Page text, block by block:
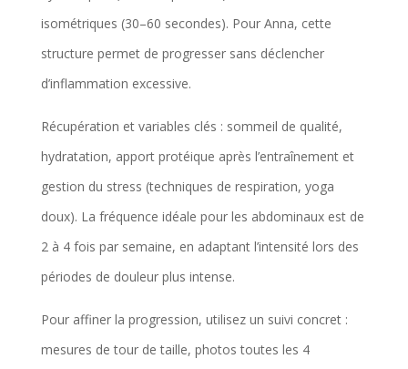
isométriques (30–60 secondes). Pour Anna, cette
structure permet de progresser sans déclencher
d’inflammation excessive.
Récupération et variables clés : sommeil de qualité,
hydratation, apport protéique après l’entraînement et
gestion du stress (techniques de respiration, yoga
doux). La fréquence idéale pour les abdominaux est de
2 à 4 fois par semaine, en adaptant l’intensité lors des
périodes de douleur plus intense.
Pour affiner la progression, utilisez un suivi concret :
mesures de tour de taille, photos toutes les 4